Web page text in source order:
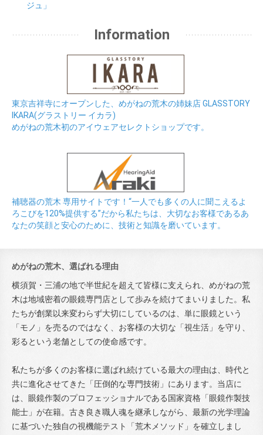
ジュ」
Information
東京吉祥寺にオープンした、めがねの荒木の姉妹店 GLASSTORY
IKARA(グラストリー イカラ)
めがねの荒木初のアイウェアセレクトショップです。
補聴器の荒木 専用サイトです！“一人でも多くの人に聞こえるよ
ろこびを120%提供する”だから私たちは、大切なお客様であるあ
なたの笑顔と安心のために、技術と知識を磨いています。
めがねの荒木、選ばれる理由
横須賀・三浦の地で半世紀を超えて皆様に支えられ、めがねの荒
木は地域密着の眼鏡専門店として歩みを続けてまいりました。私
たちが創業以来変わらず大切にしているのは、単に眼鏡という
「モノ」を売るのではなく、お客様の大切な「視生活」を守り、
彩るという老舗としての使命感です。
私たちが多くのお客様に選ばれ続けている最大の理由は、時代と
共に進化させてきた「圧倒的な専門技術」にあります。当店に
は、眼鏡作製のプロフェッショナルである国家資格「眼鏡作製技
能士」が在籍。古き良き職人魂を継承しながら、最新の光学理論
に基づいた独自の視機能テスト「荒木メソッド」を確立しまし